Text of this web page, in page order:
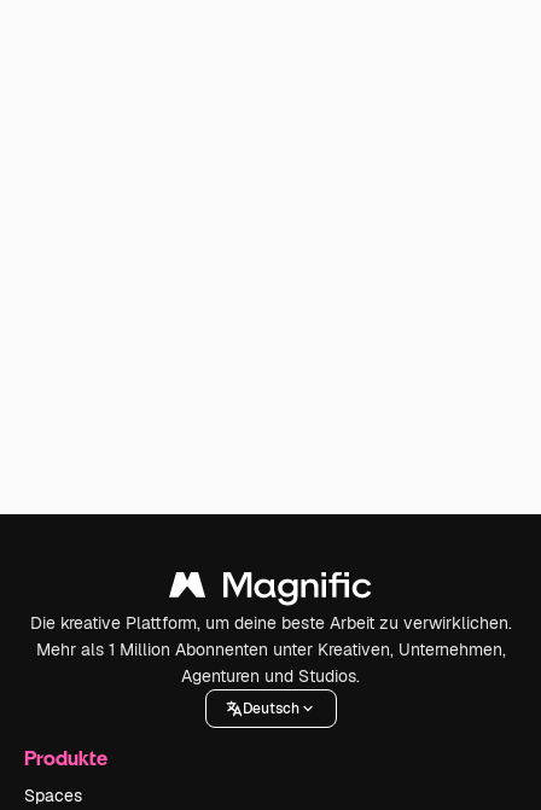
Die kreative Plattform, um deine beste Arbeit zu verwirklichen.
Mehr als 1 Million Abonnenten unter Kreativen, Unternehmen,
Agenturen und Studios.
Deutsch
Produkte
Spaces